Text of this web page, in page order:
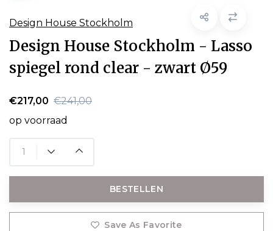
Design House Stockholm
Design House Stockholm - Lasso
spiegel rond clear - zwart Ø59
€217,00 €241,00
op voorraad
BESTELLEN
Save As Favorite